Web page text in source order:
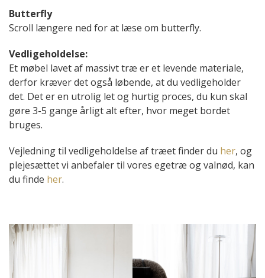
Butterfly
Scroll længere ned for at læse om butterfly.
Vedligeholdelse:
Et møbel lavet af massivt træ er et levende materiale,
derfor kræver det også løbende, at du vedligeholder
det. Det er en utrolig let og hurtig proces, du kun skal
gøre 3-5 gange årligt alt efter, hvor meget bordet
bruges.
Vejledning til vedligeholdelse af træet finder du her, og
plejesættet vi anbefaler til vores egetræ og valnød, kan
du finde her.